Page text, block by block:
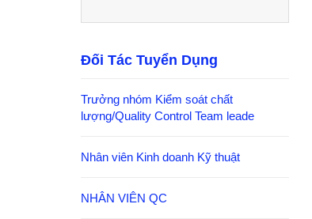
Đối Tác Tuyển Dụng
Trưởng nhóm Kiểm soát chất
lượng/Quality Control Team leade
Nhân viên Kinh doanh Kỹ thuật
NHÂN VIÊN QC